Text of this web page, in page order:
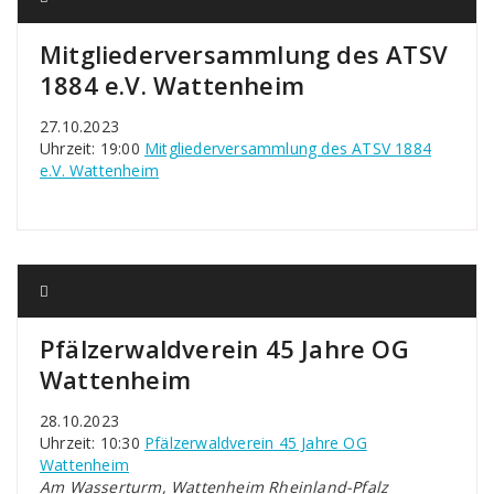
Mitgliederversammlung des ATSV
1884 e.V. Wattenheim
27.10.2023
Uhrzeit: 19:00 Mitgliederversammlung des ATSV 1884
e.V. Wattenheim
Pfälzerwaldverein 45 Jahre OG
Wattenheim
28.10.2023
Uhrzeit: 10:30 Pfälzerwaldverein 45 Jahre OG
Wattenheim
Am Wasserturm, Wattenheim Rheinland-Pfalz